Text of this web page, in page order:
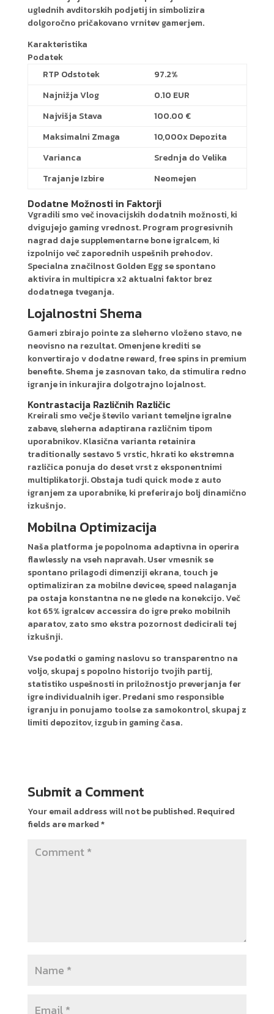
uglednih avditorskih podjetij in simbolizira
dolgoročno pričakovano vrnitev gamerjem.
Karakteristika
Podatek
RTP Odstotek
97.2%
Najnižja Vlog
0.10 EUR
Najvišja Stava
100.00 €
Maksimalni Zmaga
10,000x Depozita
Varianca
Srednja do Velika
Trajanje Izbire
Neomejen
Dodatne Možnosti in Faktorji
Vgradili smo več inovacijskih dodatnih možnosti, ki
dvigujejo gaming vrednost. Program progresivnih
nagrad daje supplementarne bone igralcem, ki
izpolnijo več zaporednih uspešnih prehodov.
Specialna značilnost Golden Egg se spontano
aktivira in multipicra x2 aktualni faktor brez
dodatnega tveganja.
Lojalnostni Shema
Gameri zbirajo pointe za sleherno vloženo stavo, ne
neovisno na rezultat. Omenjene krediti se
konvertirajo v dodatne reward, free spins in premium
benefite. Shema je zasnovan tako, da stimulira redno
igranje in inkurajira dolgotrajno lojalnost.
Kontrastacija Različnih Različic
Kreirali smo večje število variant temeljne igralne
zabave, sleherna adaptirana različnim tipom
uporabnikov. Klasična varianta retainira
traditionally sestavo 5 vrstic, hkrati ko ekstremna
različica ponuja do deset vrst z eksponentnimi
multiplikatorji. Obstaja tudi quick mode z auto
igranjem za uporabnike, ki preferirajo bolj dinamično
izkušnjo.
Mobilna Optimizacija
Naša platforma je popolnoma adaptivna in operira
flawlessly na vseh napravah. User vmesnik se
spontano prilagodi dimenziji ekrana, touch je
optimaliziran za mobilne devicee, speed nalaganja
pa ostaja konstantna ne ne glede na konekcijo. Več
kot 65% igralcev accessira do igre preko mobilnih
aparatov, zato smo ekstra pozornost dedicirali tej
izkušnji.
Vse podatki o gaming naslovu so transparentno na
voljo, skupaj s popolno historijo tvojih partij,
statistiko uspešnosti in priložnostjo preverjanja fer
igre individualnih iger. Predani smo responsible
igranju in ponujamo toolse za samokontrol, skupaj z
limiti depozitov, izgub in gaming časa.
Submit a Comment
Your email address will not be published. Required
fields are marked*